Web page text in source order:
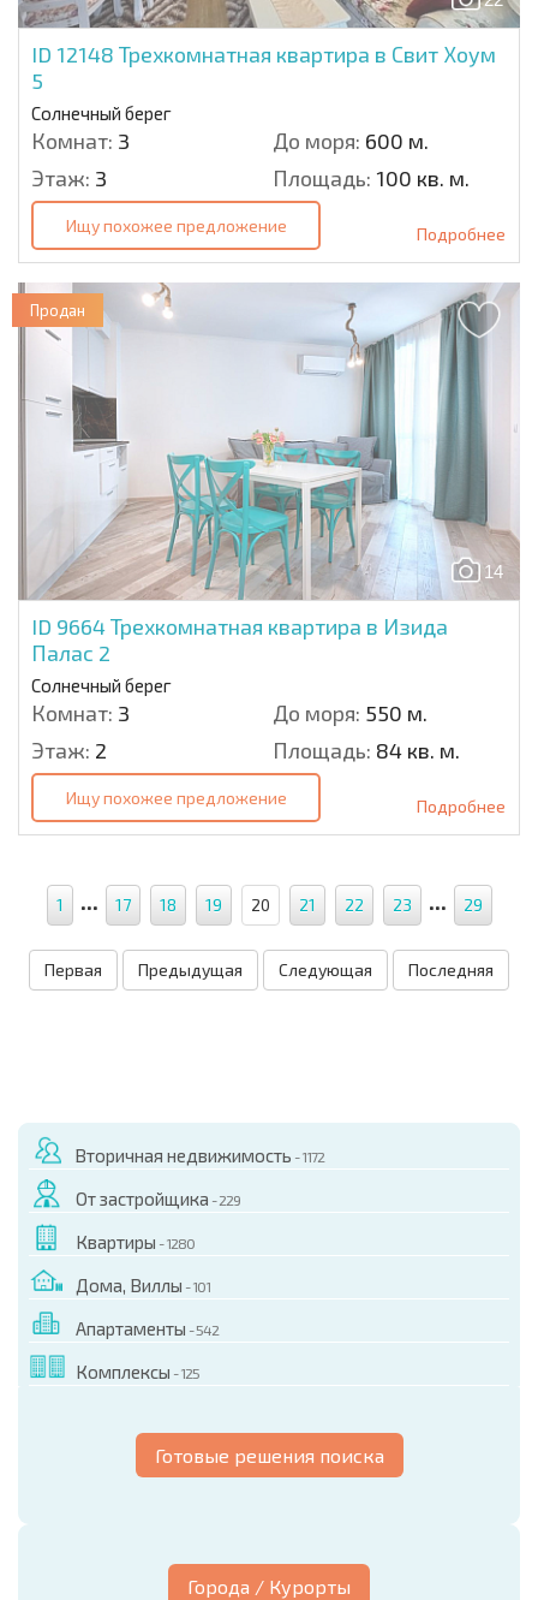
ID 12148 Трехкомнатная квартира в Свит Хоум
5
Солнечный берег
Комнат: 3 До моря: 600 м.
Этаж: 3 Площадь: 100 кв. м.
Ищу похожее предложение Подробнее
14
ID 9664Трехкомнатная квартира в Изида
Палас 2
Солнечный берег
Комнат: 3 До моря: 550 м.
Этаж: 2 Площадь: 84 кв. м.
Продан
Ищу похожее предложение Подробнее
1 ... 17 18 19 20 21 22 23 ... 29
Первая Предыдущая Следующая Последняя
Вторичная недвижимость - 1172
От застройщика - 229
Квартиры - 1280
Дома, Виллы - 101
Апартаменты - 542
Комплексы - 125
Готовые решения поиска
Города / Курорты